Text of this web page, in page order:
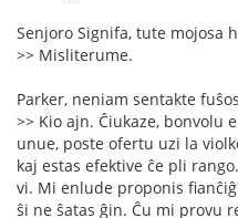
Senjoro Signifa, tute mojosa
>> Misliterume.
Parker, neniam sentakte
>> Kio ajn. Ĉiukaze, bonvolu
unue, poste ofertu uzi la
kaj estas efektive ĉe pli
vi. Mi enlude proponis
ŝi ne ŝatas ĝin. Ĉu mi provu